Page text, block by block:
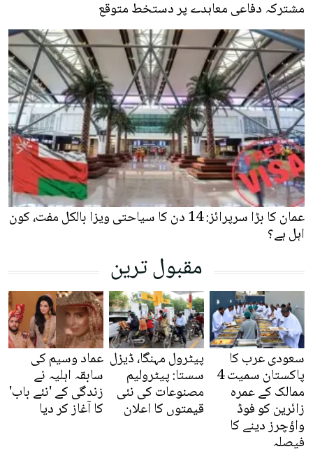
مشترکہ دفاعی معاہدے پر دستخط متوقع
عمان کا بڑا سرپرائز: 14 دن کا سیاحتی ویزا بالکل مفت، کون
اہل ہے؟
مقبول ترین
سعودی عرب کا
پاکستان سمیت 4
ممالک کے عمرہ
زائرین کو فوڈ
واؤچرز دینے کا
فیصلہ
پیٹرول مہنگا، ڈیزل
سستا: پیٹرولیم
مصنوعات کی نئی
قیمتوں کا اعلان
عماد وسیم کی
سابقہ اہلیہ نے
زندگی کے 'نئے باب'
کا آغاز کر دیا